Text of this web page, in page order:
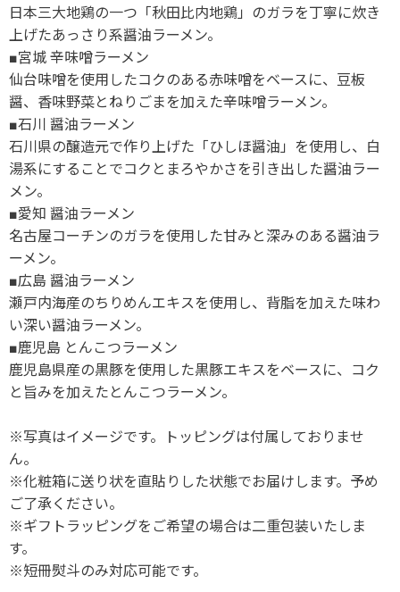
日本三大地鶏の一つ「秋田比内地鶏」のガラを丁寧に炊き
上げたあっさり系醤油ラーメン。
■宮城 辛味噌ラーメン
仙台味噌を使用したコクのある赤味噌をベースに、豆板
醤、香味野菜とねりごまを加えた辛味噌ラーメン。
■石川 醤油ラーメン
石川県の醸造元で作り上げた「ひしほ醤油」を使用し、白
湯系にすることでコクとまろやかさを引き出した醤油ラー
メン。
■愛知 醤油ラーメン
名古屋コーチンのガラを使用した甘みと深みのある醤油ラ
ーメン。
■広島 醤油ラーメン
瀬戸内海産のちりめんエキスを使用し、背脂を加えた味わ
い深い醤油ラーメン。
■鹿児島 とんこつラーメン
鹿児島県産の黒豚を使用した黒豚エキスをベースに、コク
と旨みを加えたとんこつラーメン。
※写真はイメージです。トッピングは付属しておりませ
ん。
※化粧箱に送り状を直貼りした状態でお届けします。予め
ご了承ください。
※ギフトラッピングをご希望の場合は二重包装いたしま
す。
※短冊熨斗のみ対応可能です。